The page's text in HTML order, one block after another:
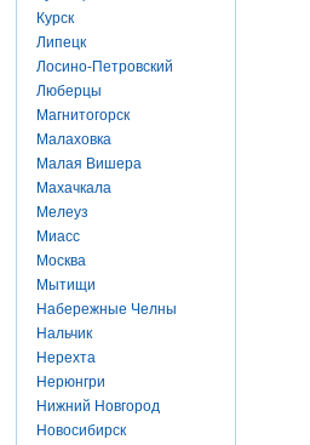
Курск
Липецк
Лосино-Петровский
Люберцы
Магнитогорск
Малаховка
Малая Вишера
Махачкала
Мелеуз
Миасс
Москва
Мытищи
Набережные Челны
Нальчик
Нерехта
Нерюнгри
Нижний Новгород
Новосибирск